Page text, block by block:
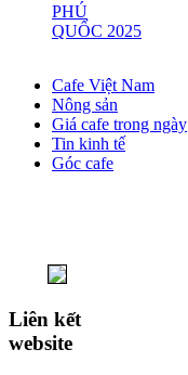
PHÚ
QUỐC 2025
Cafe Việt Nam
Nông sản
Giá cafe trong ngày
Tin kinh tế
Góc cafe
Liên kết
website